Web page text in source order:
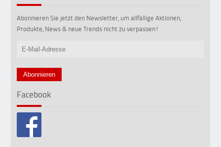
Abonnieren Sie jetzt den Newsletter, um allfällige Aktionen,
Produkte, News & neue Trends nicht zu verpassen!
Facebook